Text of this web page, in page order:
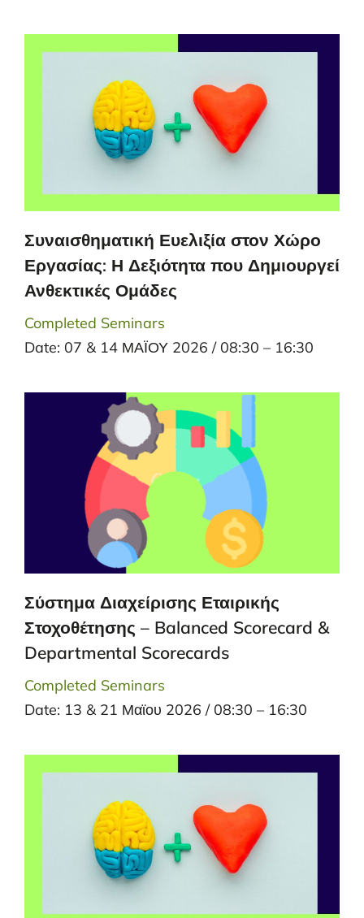
Συναισθηματική Ευελιξία στον Χώρο
Εργασίας: Η Δεξιότητα που Δημιουργεί
Ανθεκτικές Ομάδες
Completed Seminars
Date: 07 & 14 ΜΑΪΟΥ 2026 / 08:30 – 16:30
Σύστημα Διαχείρισης Εταιρικής
Στοχοθέτησης – Balanced Scorecard &
Departmental Scorecards
Completed Seminars
Date: 13 & 21 Μαϊου 2026 / 08:30 – 16:30